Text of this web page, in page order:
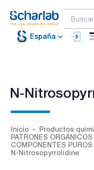
España
N-
Inicio
Productos
PATRONES
COMPONENTES PUROS
N-Nitrosopyrrolidine